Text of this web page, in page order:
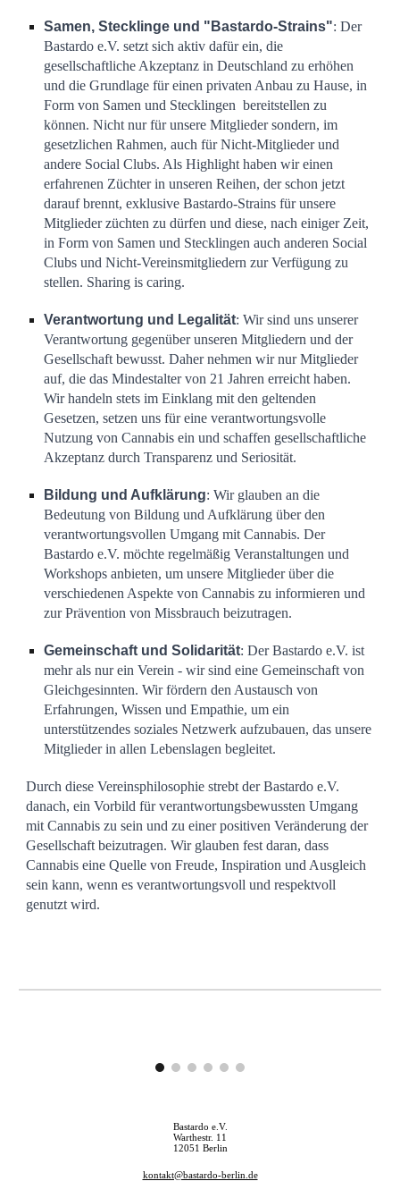
Samen, Stecklinge und "Bastardo-Strains": Der
Bastardo e.V. setzt sich aktiv dafür ein, die
gesellschaftliche Akzeptanz in Deutschland zu erhöhen
und die Grundlage für einen privaten Anbau zu Hause, in
Form von Samen und Stecklingen bereitstellen zu
können. Nicht nur für unsere Mitglieder sondern, im
gesetzlichen Rahmen, auch für Nicht-Mitglieder und
andere Social Clubs. Als Highlight haben wir einen
erfahrenen Züchter in unseren Reihen, der schon jetzt
daraufbrennt, exklusiveBastardo-Strains für unsere
Mitglieder züchten zu dürfen und diese, nach einiger Zeit,
in Form von Samen und Stecklingenauch anderen Social
Clubs undNicht-Vereinsmitgliedern zur Verfügung zu
stellen. Sharing is caring.
Verantwortung und Legalität: Wir sind uns unserer
Verantwortung gegenüber unseren Mitgliedern und der
Gesellschaft bewusst. Daher nehmen wir nur Mitglieder
auf, die das Mindestalter von 21 Jahren erreicht haben.
Wir handeln stets im Einklang mit den geltenden
Gesetzen,setzen uns für eine verantwortungsvolle
Nutzung von Cannabis ein und schaffen gesellschaftliche
Akzeptanz durch Transparenz und Seriosität.
Bildung und Aufklärung: Wir glauben an die
Bedeutung von Bildung und Aufklärung über den
verantwortungsvollen Umgang mit Cannabis. Der
Bastardo e.V. möchte regelmäßig Veranstaltungen und
Workshops anbieten, um unsere Mitglieder über die
verschiedenen Aspekte von Cannabis zu informieren und
zur Prävention von Missbrauch beizutragen.
Gemeinschaft und Solidarität: Der Bastardo e.V. ist
mehr als nur ein Verein - wir sind eine Gemeinschaft von
Gleichgesinnten. Wir fördern den Austausch von
Erfahrungen, Wissen und Empathie, um ein
unterstützendes soziales Netzwerk aufzubauen, das unsere
Mitglieder in allen Lebenslagen begleitet.
Durch diese Vereinsphilosophie strebt der Bastardo e.V.
danach, ein Vorbild für verantwortungsbewussten Umgang
mit Cannabis zu sein und zu einer positiven Veränderung der
Gesellschaft beizutragen. Wir glauben fest daran, dass
Cannabis eine Quelle von Freude, Inspiration und Ausgleich
sein kann, wenn es verantwortungsvoll und respektvoll
genutzt wird.
Bastardo e.V.
Warthestr. 11
12051 Berlin
kontakt@bastardo-berlin.de